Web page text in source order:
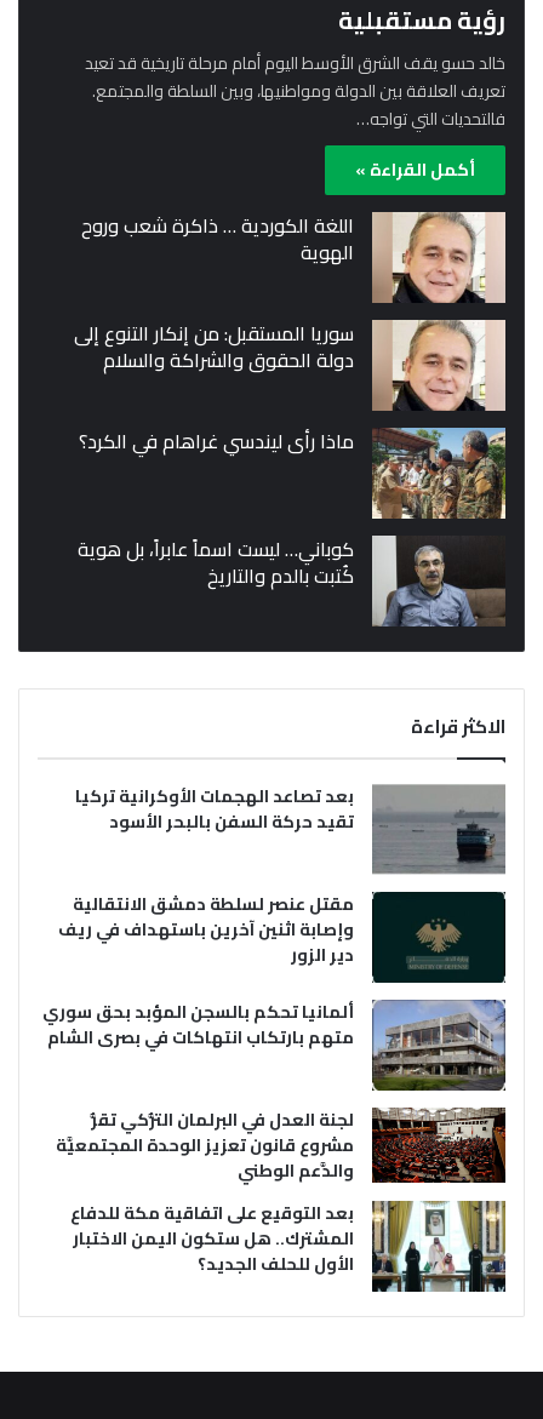
رؤية مستقبلية
خالد حسو يقف الشرق الأوسط اليوم أمام مرحلة تاريخية قد تعيد
تعريف العلاقة بين الدولة ومواطنيها، وبين السلطة والمجتمع.
فالتحديات التي تواجه…
أكمل القراءة »
اللغة الكوردية … ذاكرة شعب وروح
الهوية
سوريا المستقبل: من إنكار التنوع إلى
دولة الحقوق والشراكة والسلام
ماذا رأى ليندسي غراهام في الكرد؟
كوباني… ليست اسماً عابراً، بل هوية
كُتبت بالدم والتاريخ
الاكثر قراءة
بعد تصاعد الهجمات الأوكرانية تركيا
تقيد حركة السفن بالبحر الأسود
مقتل عنصر لسلطة دمشق الانتقالية
وإصابة اثنين آخرين باستهداف في ريف
دير الزور
ألمانيا تحكم بالسجن المؤبد بحق سوري
متهم بارتكاب انتهاكات في بصرى الشام
لجنة العدل في البرلمان التُّركي تقرُّ
مشروع قانون تعزيز الوحدة المجتمعيَّة
والدَّعم الوطني
بعد التوقيع على اتفاقية مكة للدفاع
المشترك.. هل ستكون اليمن الاختبار
الأول للحلف الجديد؟